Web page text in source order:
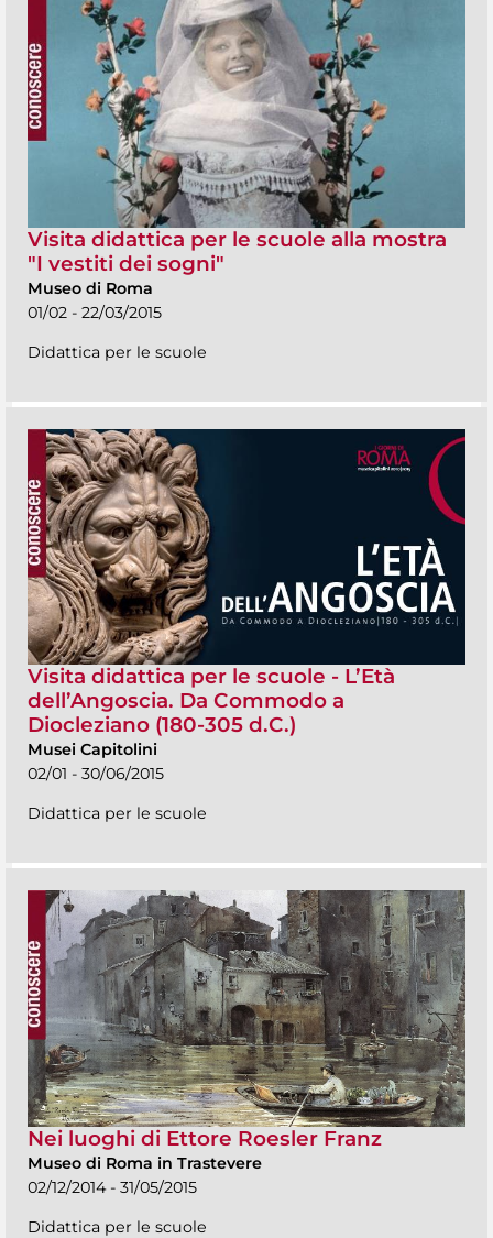
Visita didattica per le scuole alla mostra
"I vestiti dei sogni"
Museo di Roma
01/02 - 22/03/2015
Didattica per le scuole
Visita didattica per le scuole - L’Età
dell’Angoscia. Da Commodo a
Diocleziano (180-305 d.C.)
Musei Capitolini
02/01 - 30/06/2015
Didattica per le scuole
Nei luoghi di Ettore Roesler Franz
Museo di Roma in Trastevere
02/12/2014 - 31/05/2015
Didattica per le scuole